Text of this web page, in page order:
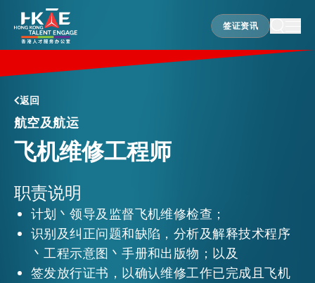
签证资讯
签证资讯
香港优势
居港须知
人才支援
就业资讯
返回
航空及航运
飞机维修工程师
职责说明
计划丶领导及监督飞机维修检查；
识别及纠正问题和缺陷，分析及解释技术程序
丶工程示意图丶手册和出版物；以及
签发放行证书，以确认维修工作已完成且飞机